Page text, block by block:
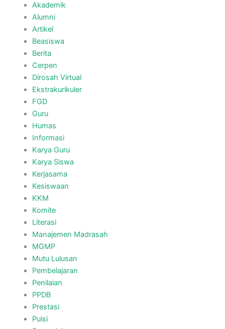
Akademik
Alumni
Artikel
Beasiswa
Berita
Cerpen
Dirosah Virtual
Ekstrakurikuler
FGD
Guru
Humas
Informasi
Karya Guru
Karya Siswa
Kerjasama
Kesiswaan
KKM
Komite
Literasi
Manajemen Madrasah
MGMP
Mutu Lulusan
Pembelajaran
Penilaian
PPDB
Prestasi
Puisi